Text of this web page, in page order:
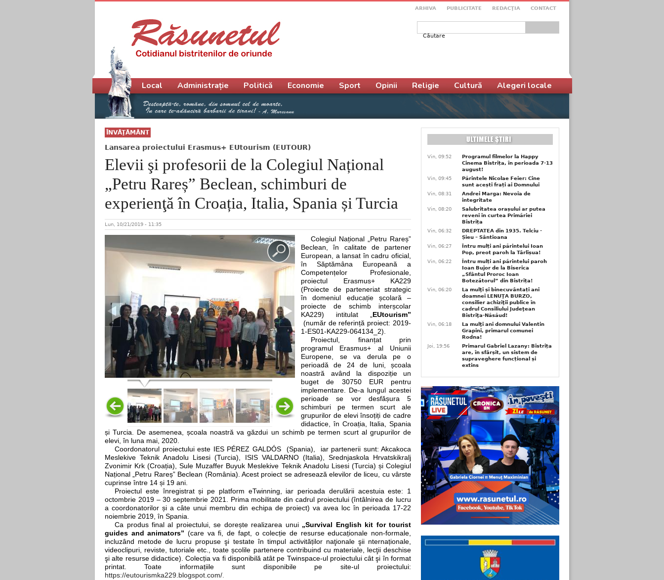
ARHIVA PUBLICITATE REDACŢIA CONTACT
Formular de căutare
ÎNVĂŢĂMÂNT
Lansarea proiectului Erasmus+ EUtourism (EUTOUR)
Elevii şi profesorii de la Colegiul Național
„Petru Rareș” Beclean, schimburi de
experienţă în Croația, Italia, Spania și Turcia
Lun, 10/21/2019 - 11:35
Colegiul Național „Petru Rareș”
Beclean, în calitate de partener
European, a lansat în cadru oficial,
în Săptămâna Europeană a
Competențelor Profesionale,
proiectul Erasmus+ KA229
(Proiecte de parteneriat strategic
în domeniul educație școlară –
proiecte de schimb interșcolar
KA229) intitulat „ EUtourism”
(număr de referință proiect: 2019-
1-ES01-KA229-064134_2).
Proiectul, finanțat prin
programul Erasmus+ al Uniunii
Europene, se va derula pe o
perioadă de 24 de luni, școala
noastră având la dispoziție un
buget de 30750 EUR pentru
implementare. De-a lungul acestei
perioade se vor desfășura 5
schimburi pe termen scurt ale
grupurilor de elevi însoțiți de cadre
didactice, în Croația, Italia, Spania
și Turcia. De asemenea, școala noastră va găzdui un schimb pe termen scurt al grupurilor de
elevi, în luna mai, 2020.
Coordonatorul proiectului este IES PÉREZ GALDÓS
(Spania),
iar partenerii sunt: Akcakoca
Meslekive Teknik Anadolu Lisesi (Turcia), ISIS VALDARNO (Italia), Srednjaskola Hrvatskikralj
Zvonimir Krk (Croația), Sule Muzaffer Buyuk Meslekive Teknik Anadolu Lisesi (Turcia) și Colegiul
Național „Petru Rareș” Beclean (România). Acest proiect se adresează elevilor de liceu, cu vârste
cuprinse între 14 și 19 ani.
Proiectul este înregistrat și pe platform eTwinning, iar perioada derulării acestuia este: 1
octombrie 2019 – 30 septembrie 2021. Prima mobilitate din cadrul proiectului (întâlnirea de lucru
a coordonatorilor și a câte unui membru din echipa de proiect) va avea loc în perioada 17-22
noiembrie 2019, în Spania.
Ca produs final al proiectului, se dorește realizarea unui „Survival English kit for tourist
guides and animators”(care va fi, de fapt, o colecție de resurse educaționale non-formale,
incluzând metode de lucru propuse şi testate în timpul activităților naţionale şii nternaționale,
videoclipuri, reviste, tutoriale etc., toate școlile partenere contribuind cu materiale, lecţii deschise
şi alte resurse didactice). Colecția va fi disponibilă atât pe Twinspace-ul proiectului cât şi în format
printat. Toate informațiile sunt disponibile pe site-ul proiectului:
https://eutourismka229.blogspot.com/
Meniu principal
Local Administrație Politică Economie Sport Opinii Religie Cultură Alegeri locale
Vin, 09:52
Programul filmelor la Happy
Cinema Bistrița, în perioada 7-13
august!
Vin, 09:45
Părintele Nicolae Feier: Cine
sunt acești frați ai Domnului
Vin, 08:31
Andrei Marga: Nevoia de
integritate
Vin, 08:20
Salubritatea orașului ar putea
reveni în curtea Primăriei
Bistrița
Vin, 06:32
DREPTATEA din 1935. Telciu -
Șieu – Sântioana
Vin, 06:27
Întru mulți ani părintelui Ioan
Pop, preot paroh la Târlișua!
Vin, 06:22
Întru mulți ani părintelui paroh
Ioan Bujor de la Biserica
„Sfântul Proroc Ioan
Botezătorul” din Bistrița!
Vin, 06:20
La mulţi și binecuvântați ani
doamnei LENUŢA BURZO,
consilier achiziţii publice în
cadrul Consiliului Judeţean
Bistriţa-Năsăud!
Vin, 06:18
La mulţi ani domnului Valentin
Grapini, primarul comunei
Rodna!
Joi, 19:56
Primarul Gabriel Lazany: Bistrița
are, în sfârșit, un sistem de
supraveghere funcțional și
extins